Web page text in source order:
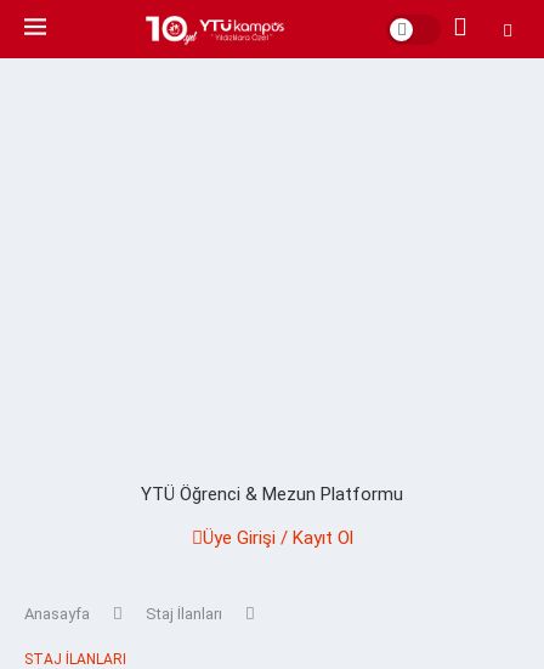
YTÜ Öğrenci & Mezun Platformu
Üye Girişi / Kayıt Ol
Anasayfa Staj İlanları
STAJ İLANLARI